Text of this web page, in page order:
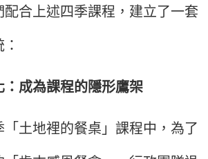
配合上述四季課程，建立了一套
：成為課程的隱形鷹架
裡的餐桌」課程中，為了